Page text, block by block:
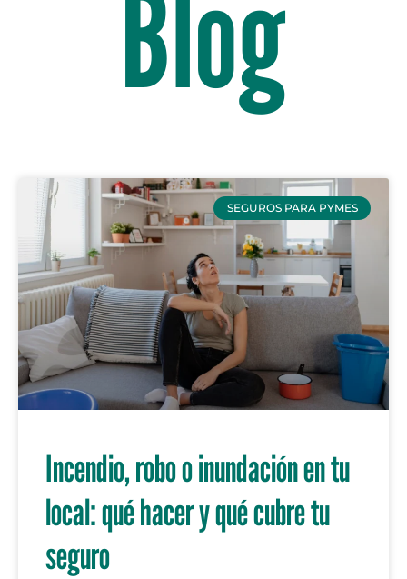
Blog
SEGUROS PARA PYMES
Incendio, robo o inundación en tu
local: qué hacer y qué cubre tu
seguro